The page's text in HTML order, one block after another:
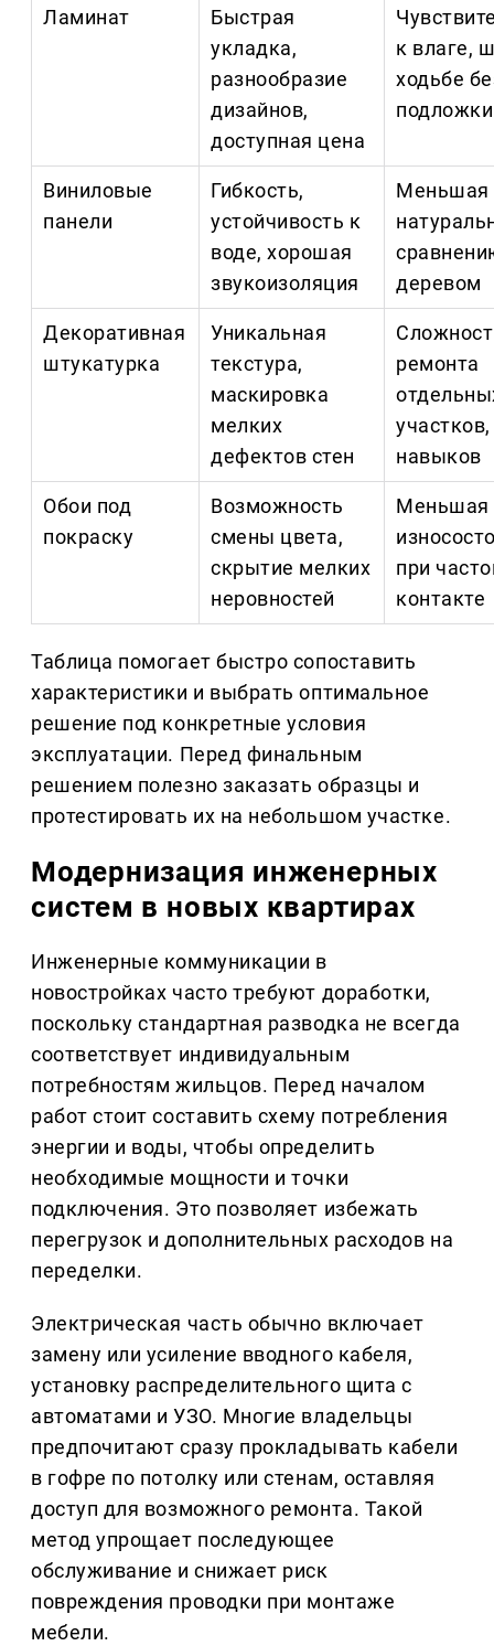
Ламинат
Быстрая
укладка,
разнообразие
дизайнов,
доступная цена
к влаге,
ходьбе
подложки
Виниловые
панели
Гибкость,
устойчивость к
воде, хорошая
звукоизоляция
Меньшая
деревом
Декоративная
штукатурка
Уникальная
текстура,
маскировка
мелких
дефектов стен
ремонта
навыков
Обои под
покраску
Возможность
смены цвета,
скрытие мелких
неровностей
Меньшая
при
контакте
Таблица помогает быстро сопоставить
характеристики и выбрать оптимальное
решение под конкретные условия
эксплуатации. Перед финальным
решением полезно заказать образцы и
протестировать их на небольшом участке.
Модернизация инженерных
систем в новых квартирах
Инженерные коммуникации в
новостройках часто требуют доработки,
поскольку стандартная разводка не всегда
соответствует индивидуальным
потребностям жильцов. Перед началом
работ стоит составить схему потребления
энергии и воды, чтобы определить
необходимые мощности и точки
подключения. Это позволяет избежать
перегрузок и дополнительных расходов на
переделки.
Электрическая часть обычно включает
замену или усиление вводного кабеля,
установку распределительного щита с
автоматами и УЗО. Многие владельцы
предпочитают сразу прокладывать кабели
в гофре по потолку или стенам, оставляя
доступ для возможного ремонта. Такой
метод упрощает последующее
обслуживание и снижает риск
повреждения проводки при монтаже
мебели.